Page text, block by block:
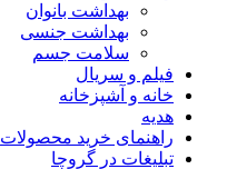
بهداشت بانوان
بهداشت جنسی
سلامت جسم
فیلم و سریال
خانه و آشپزخانه
هدیه
راهنمای خرید محصولات
تبلیغات در گروچا